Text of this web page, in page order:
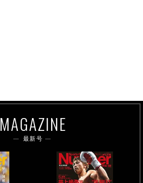
MAGAZINE
最新号